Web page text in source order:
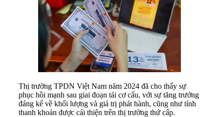
Thị trường TPDN Việt Nam năm 2024 đã cho thấy sự
phục hồi mạnh sau giai đoạn tái cơ cấu, với sự tăng trưởng
đáng kể về khối lượng và giá trị phát hành, cũng như tính
thanh khoản được cải thiện trên thị trường thứ cấp.